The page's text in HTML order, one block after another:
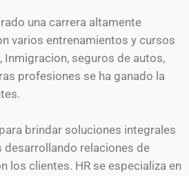
una carrera altamente
varios entrenamientos y cursos
Inmigracion, seguros de autos,
profesiones se ha ganado la
brindar soluciones integrales
relaciones de
los clientes. HR se especializa en